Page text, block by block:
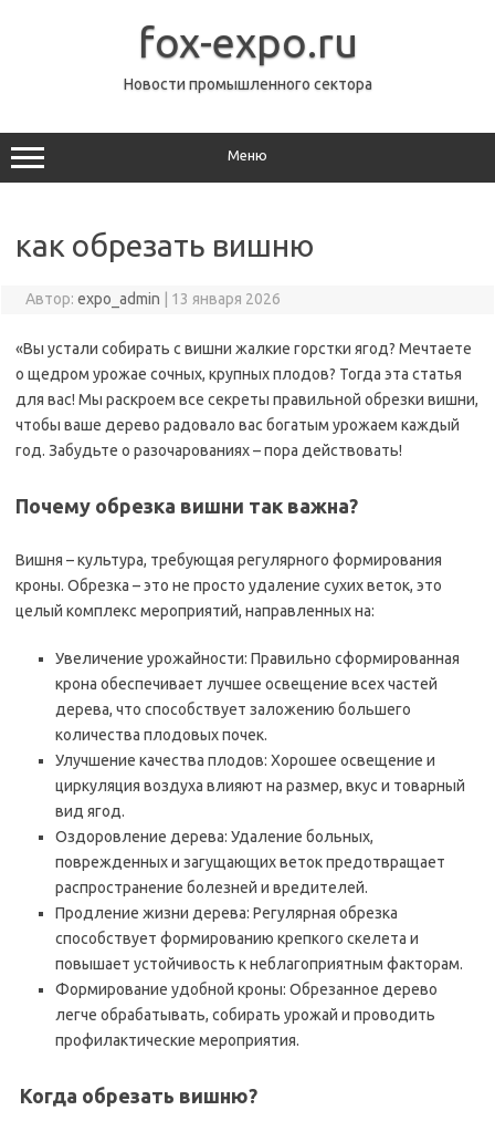
fox-expo.ru
Новости промышленного сектора
Меню
как обрезать вишню
Автор: expo_admin 13 января 2026
«Вы устали собирать с вишни жалкие горстки ягод? Мечтаете
о щедром урожае сочных, крупных плодов? Тогда эта статья
для вас! Мы раскроем все секреты правильной обрезки вишни,
чтобы ваше дерево радовало вас богатым урожаем каждый
год. Забудьте о разочарованиях – пора действовать!
Почему обрезка вишни так важна?
Вишня – культура, требующая регулярного формирования
кроны. Обрезка – это не просто удаление сухих веток, это
целый комплекс мероприятий, направленных на:
Увеличение урожайности: Правильно сформированная
крона обеспечивает лучшее освещение всех частей
дерева, что способствует заложению большего
количества плодовых почек.
Улучшение качества плодов: Хорошее освещение и
циркуляция воздуха влияют на размер, вкус и товарный
вид ягод.
Оздоровление дерева: Удаление больных,
поврежденных и загущающих веток предотвращает
распространение болезней и вредителей.
Продление жизни дерева: Регулярная обрезка
способствует формированию крепкого скелета и
повышает устойчивость к неблагоприятным факторам.
Формирование удобной кроны: Обрезанное дерево
легче обрабатывать, собирать урожай и проводить
профилактические мероприятия.
️ Когда обрезать вишню?